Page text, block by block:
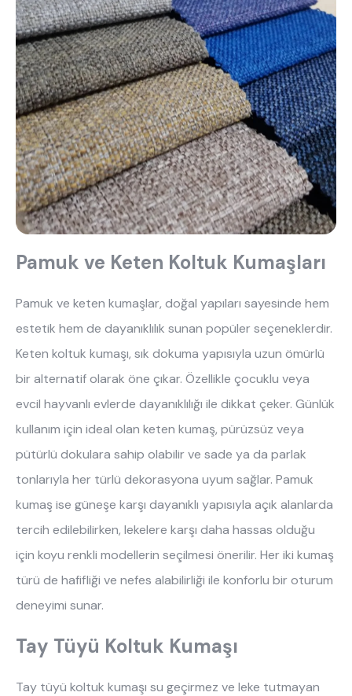
Pamuk ve Keten Koltuk Kumaşları
Pamuk ve keten kumaşlar, doğal yapıları sayesinde hem
estetik hem de dayanıklılık sunan popüler seçeneklerdir.
Keten koltuk kumaşı, sık dokuma yapısıyla uzun ömürlü
bir alternatif olarak öne çıkar. Özellikle çocuklu veya
evcil hayvanlı evlerde dayanıklılığı ile dikkat çeker. Günlük
kullanım için ideal olan keten kumaş, pürüzsüz veya
pütürlü dokulara sahip olabilir ve sade ya da parlak
tonlarıyla her türlü dekorasyona uyum sağlar. Pamuk
kumaş ise güneşe karşı dayanıklı yapısıyla açık alanlarda
tercih edilebilirken, lekelere karşı daha hassas olduğu
için koyu renkli modellerin seçilmesi önerilir. Her iki kumaş
türü de hafifliği ve nefes alabilirliği ile konforlu bir oturum
deneyimi sunar.
Tay Tüyü Koltuk Kumaşı
Tay tüyü koltuk kumaşı su geçirmez ve leke tutmayan